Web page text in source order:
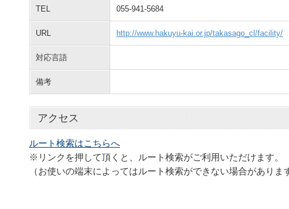
TEL 055-941-5684
URL http://www.hakuyu-kai.or.jp/takasago_cl/facility/
対応言語
備考
アクセス
ルート検索はこちらへ
※リンクを押して頂くと、ルート検索がご利用いただけます。
（お使いの端末によってはルート検索ができない場合がありま